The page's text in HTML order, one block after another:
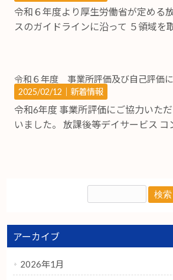
令和６年度より厚生労働省が定める
スのガイドラインに沿って ５領域を
令和６年度 事業所評価及び自己評価について
2025/02/12｜ 新着情報
令和6年度 事業所評価にご協力いた
いました。 放課後等デイサービス コ
アーカイブ
2026年1月